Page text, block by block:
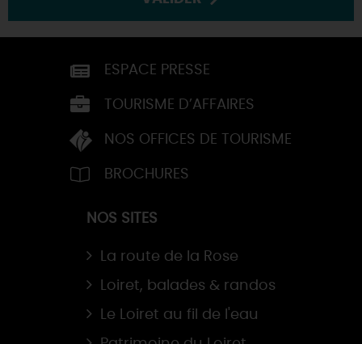
ESPACE PRESSE
TOURISME D’AFFAIRES
NOS OFFICES DE TOURISME
BROCHURES
NOS SITES
La route de la Rose
Loiret, balades & randos
Le Loiret au fil de l'eau